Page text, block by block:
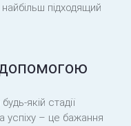
підходящий
якій стадії
успіху – це бажання